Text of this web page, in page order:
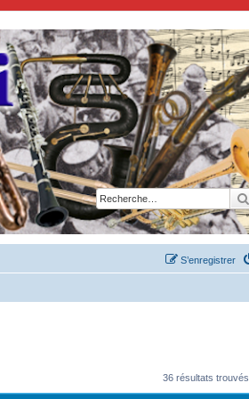
S’enregistrer
36 résultats trouvés